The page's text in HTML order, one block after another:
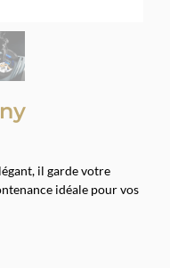
il garde votre
idéale pour vos